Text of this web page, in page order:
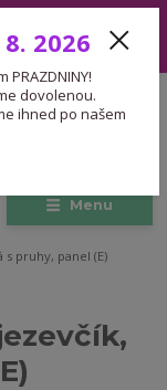
v tomto období
Menu
CZK
pruhy, panel (E)
8. 2026
dovolenou.
ihned po našem